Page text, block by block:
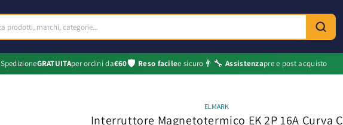
SpedizioneGRATUITAper ordini da€60🛡️ Reso facilee sicuro 👨‍🔧 Assistenzapre e post acquisto
ELMARK
Interruttore Magnetotermico EK 2P 16A Curva C